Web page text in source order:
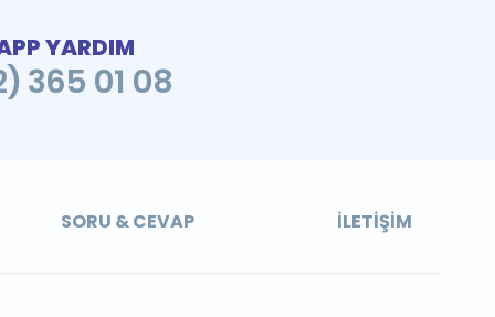
YARDIM
365 01 08
SORU & CEVAP İLETIŞIM